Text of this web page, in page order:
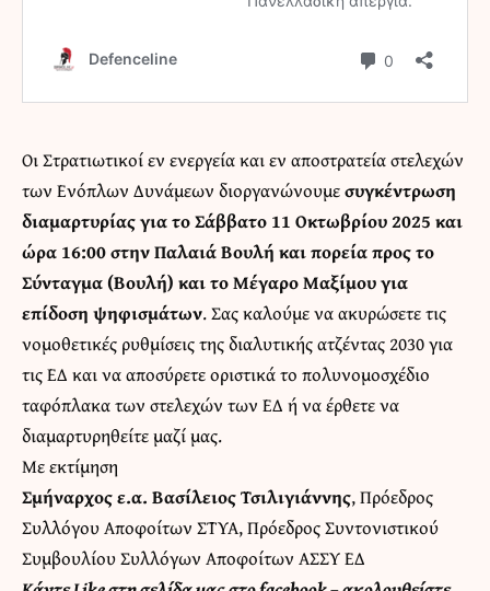
Οι Στρατιωτικοί εν ενεργεία και εν αποστρατεία στελεχών
των Ενόπλων Δυνάμεων διοργανώνουμεσυγκέντρωση
διαμαρτυρίας για το Σάββατο 11 Οκτωβρίου 2025 και
ώρα 16:00 στην Παλαιά Βουλή και πορεία προς το
Σύνταγμα (Βουλή) και το Μέγαρο Μαξίμου για
επίδοση ψηφισμάτων. Σας καλούμε να ακυρώσετε τις
νομοθετικές ρυθμίσεις της διαλυτικής ατζέντας 2030 για
τις ΕΔ και να αποσύρετε οριστικά το πολυνομοσχέδιο
ταφόπλακα των στελεχών των ΕΔ ή να έρθετε να
διαμαρτυρηθείτε μαζί μας.
Με εκτίμηση
Σμήναρχος ε.α. Βασίλειος Τσιλιγιάννης, Πρόεδρος
Συλλόγου Αποφοίτων ΣΤΥΑ, Πρόεδρος Συντονιστικού
Συμβουλίου Συλλόγων Αποφοίτων ΑΣΣΥ ΕΔ